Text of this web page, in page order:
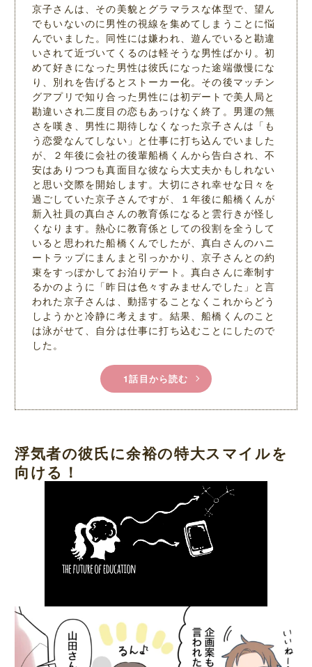
京子さんは、その美貌とグラマラスな体型で、望ん
でもいないのに男性の視線を集めてしまうことに悩
んでいました。同性には嫌われ、遊んでいると勘違
いされて近づいてくるのは軽そうな男性ばかり。初
めて好きになった男性は彼氏になった途端傲慢にな
り、別れを告げるとストーカー化。その後マッチン
グアプリで知り合った男性には初デートで美人局と
勘違いされ二度目の恋もあっけなく終了。男運の無
さを嘆き、男性に期待しなくなった京子さんは「も
う恋愛なんてしない」と仕事に打ち込んでいました
が、２年後に会社の後輩船橋くんから告白され、不
安はありつつも真面目な彼なら大丈夫かもしれない
と思い交際を開始します。大切にされ幸せな日々を
過ごしていた京子さんですが、１年後に船橋くんが
新入社員の真白さんの教育係になると雲行きが怪し
くなります。熱心に教育係としての役割を全うして
いると思われた船橋くんでしたが、真白さんのハニ
ートラップにまんまと引っかかり、京子さんとの約
束をすっぽかしてお泊りデート。真白さんに牽制す
るかのように「昨日は色々すみませんでした」と言
われた京子さんは、動揺することなくこれからどう
しようかと冷静に考えます。結果、船橋くんのこと
は泳がせて、自分は仕事に打ち込むことにしたので
した。
1話目から読む
浮気者の彼氏に余裕の特大スマイルを
向ける！